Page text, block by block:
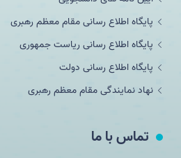
پایگاه اطلاع رسانی مقام معظم رهبری
پایگاه اطلاع رسانی ریاست جمهوری
پایگاه اطلاع رسانی دولت
نهاد نمایندگی مقام معظم رهبری
تماس با ما